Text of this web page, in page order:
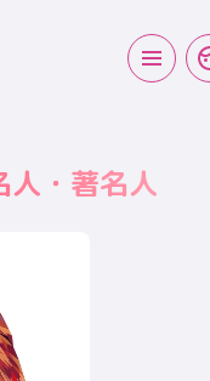
人・著名人